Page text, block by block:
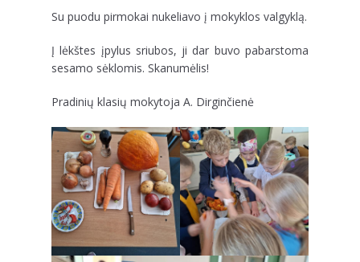
Su puodu pirmokai nukeliavo į mokyklos valgyklą.
Į lėkštes įpylus sriubos, ji dar buvo pabarstoma
sesamo sėklomis. Skanumėlis!
Pradinių klasių mokytoja A. Dirginčienė